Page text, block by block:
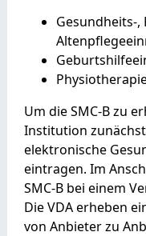
Gesundheits-,
Um die SMC-B zu
Institution
elektronische
eintragen. Im
SMC-B bei einem
Die VDA erheben
von Anbieter zu